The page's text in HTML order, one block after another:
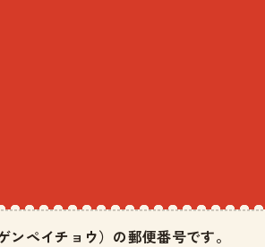
ペイチョウ）の郵便番号です。